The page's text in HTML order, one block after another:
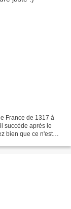
France de 1317 à
succède après le
bien que ce n'est